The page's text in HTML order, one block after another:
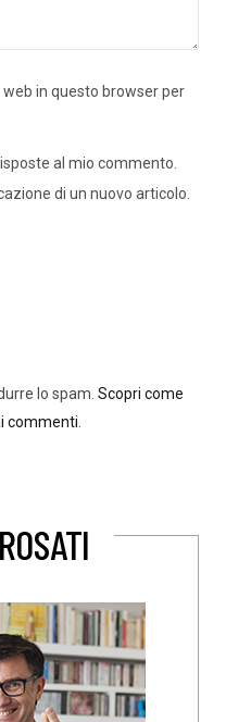
in questo browser per
al mio commento.
di un nuovo articolo.
lo spam. Scopri come
commenti.